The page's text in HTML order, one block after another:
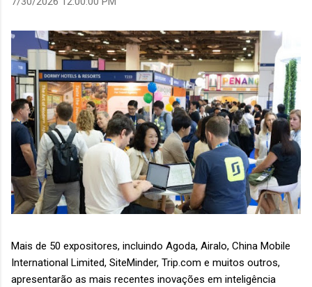
Mais de 50 expositores, incluindo Agoda, Airalo, China Mobile
International Limited, SiteMinder, Trip.com e muitos outros,
apresentarão as mais recentes inovações em inteligência